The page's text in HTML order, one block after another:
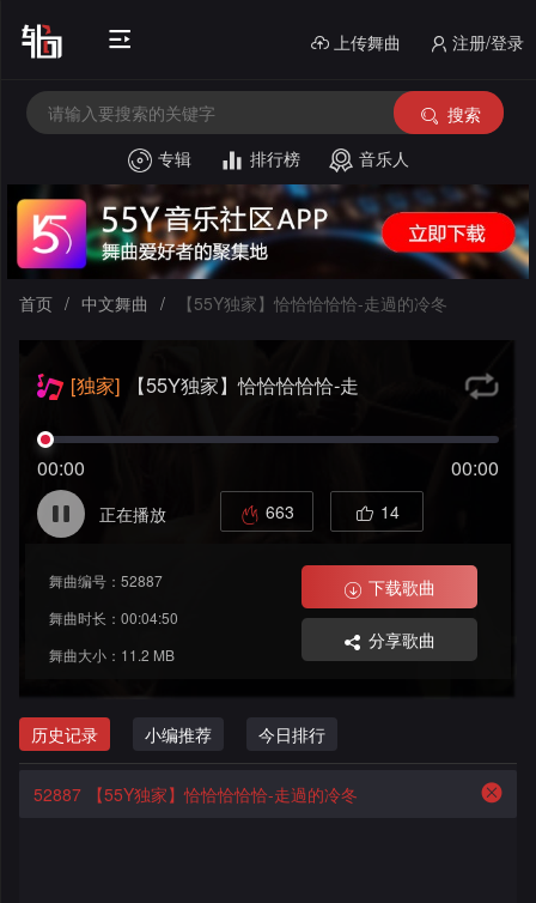
上传舞曲 注册/登录
搜索
专辑
排行榜 音乐人
音
House
文
舞
曲
首页 / 中文舞曲 / 【55Y独家】恰恰恰恰恰-走過的冷冬
663 14
[独家] 【55Y独家】恰恰恰恰恰-走
00:00 00:00
正在播放
舞曲编号：52887
舞曲时长：00:04:50
舞曲大小：11.2 MB
下载歌曲
分享歌曲
历史记录 小编推荐 今日排行
52887 【55Y独家】恰恰恰恰恰-走過的冷冬